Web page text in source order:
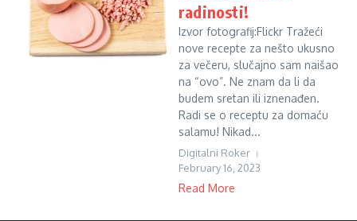
radinosti!
Izvor fotografij:Flickr Tražeći
nove recepte za nešto ukusno
za večeru, slučajno sam naišao
na “ovo”. Ne znam da li da
budem sretan ili iznenađen.
Radi se o receptu za domaću
salamu! Nikad...
Digitalni Roker
February 16, 2023
Read More